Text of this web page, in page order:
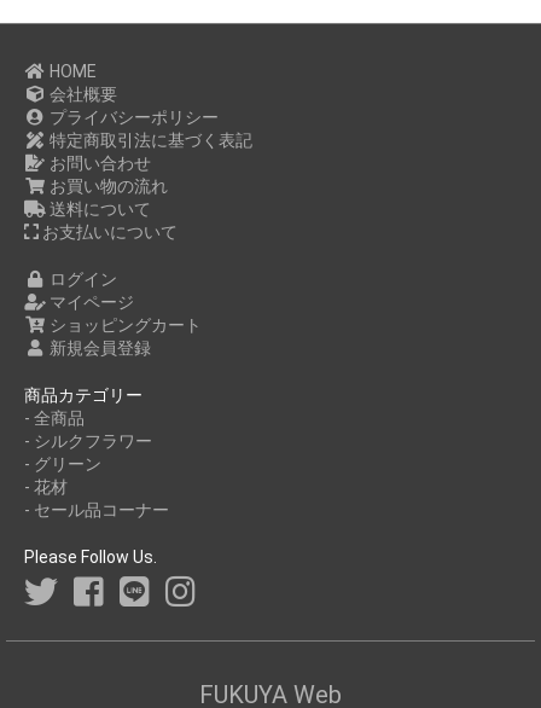
HOME
会社概要
プライバシーポリシー
特定商取引法に基づく表記
お問い合わせ
お買い物の流れ
送料について
お支払いについて
ログイン
マイページ
ショッピングカート
新規会員登録
商品カテゴリー
- 全商品
- シルクフラワー
- グリーン
- 花材
- セール品コーナー
Please Follow Us.
FUKUYA Web